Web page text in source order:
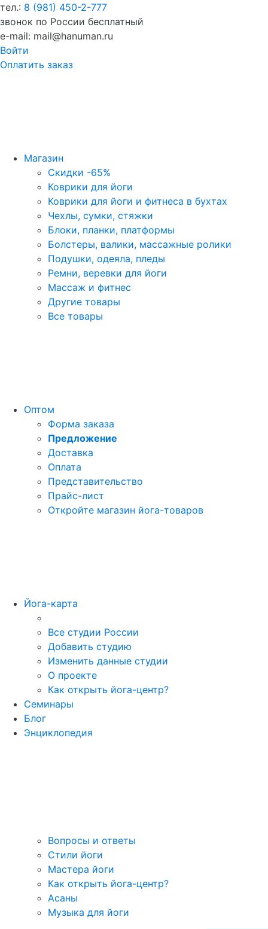
тел.: 8 (981) 450-2-777
звонок по России бесплатный
e-mail: mail@hanuman.ru
Войти
Оплатить заказ
Магазин
Скидки -65%
Коврики для йоги
Коврики для йоги и фитнеса в бухтах
Чехлы, сумки, стяжки
Блоки, планки, платформы
Болстеры, валики, массажные ролики
Подушки, одеяла, пледы
Ремни, веревки для йоги
Массаж и фитнес
Другие товары
Все товары
Оптом
Форма заказа
Предложение
Доставка
Оплата
Представительство
Прайс-лист
Откройте магазин йога-товаров
Йога-карта
Все студии России
Добавить студию
Изменить данные студии
О проекте
Как открыть йога-центр?
Семинары
Блог
Энциклопедия
Вопросы и ответы
Стили йоги
Мастера йоги
Как открыть йога-центр?
Асаны
Музыка для йоги